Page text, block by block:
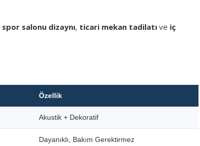
spor salonu dizaynı, ticari mekan tadilatı ve iç
Özellik
Akustik + Dekoratif
Dayanıklı, Bakım Gerektirmez